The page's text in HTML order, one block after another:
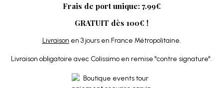
Frais de port unique: 7.99€
GRATUIT dès 100€ !
Livraison en 3 jours en France Métropolitaine.
Livraison obligatoire avec Colissimo en remise "contre signature".